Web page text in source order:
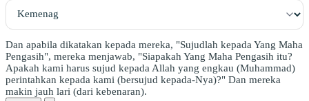
Dan apabila dikatakan kepada mereka, "Sujudlah kepada Yang Maha
Pengasih", mereka menjawab, "Siapakah Yang Maha Pengasih itu?
Apakah kami harus sujud kepada Allah yang engkau (Muhammad)
perintahkan kepada kami (bersujud kepada-Nya)?" Dan mereka
makin jauh lari (dari kebenaran).